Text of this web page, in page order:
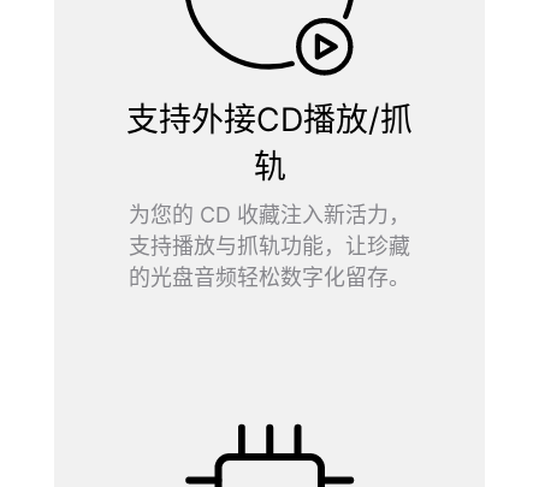
支持外接CD播放/抓
轨
为您的 CD 收藏注入新活力，
支持播放与抓轨功能，让珍藏
的光盘音频轻松数字化留存。